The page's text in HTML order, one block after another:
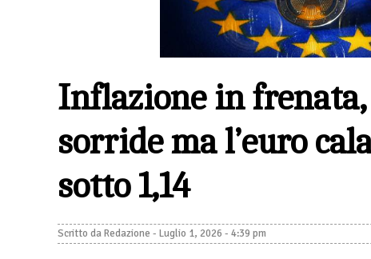
Inflazione in frenata,
sorride ma l’euro
sotto 1,14
Scritto daRedazione - Luglio 1, 2026 - 4:39 pm